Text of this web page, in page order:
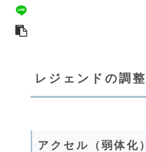
レジェンドの調整
アクセル（弱体化）